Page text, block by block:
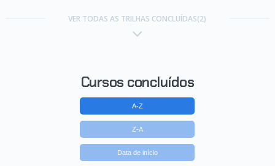
VER TODAS AS TRILHAS CONCLUÍDAS(2)
Cursos concluídos
A-Z
Z-A
Data de início